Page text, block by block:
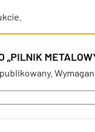
„PILNIK